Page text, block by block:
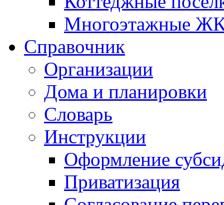
Многоэтажные
Справочник
Организации
Дома и планировки
Словарь
Инструкции
Оформление
Приватизация